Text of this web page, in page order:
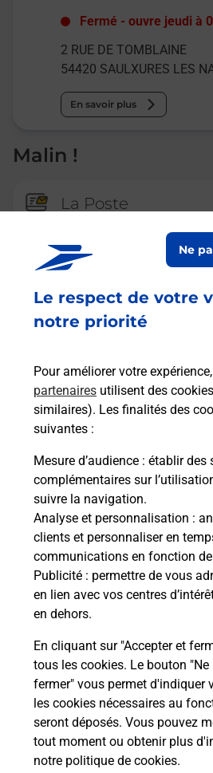
Le respect de votre
notre priorité
Pour améliorer votre
partenaires utilisent des
similaires). Les finalités des
suivantes :
Mesure d’audience : établir des
complémentaires sur
suivre la navigation.
Analyse et personnalisation :
clients et personnaliser en
communications en fonction
Publicité : permettre de vous
en lien avec vos centres
en dehors.
En cliquant sur "Accepter et
tous les cookies. Le bouton
fermer" vous permet d'indiquer
les cookies nécessaires au
seront déposés. Vous pouvez
tout moment ou obtenir plus
notre politique de cookies.
Ne
Fermé -ouvre jeudi à
2 RUE DE TOMBLAINE
54420 SAULXURES LES
En savoir plus
Malin !
La Poste
Ouvert 24h/24
En savoir plus
Questions
Quel réseau utilise La
Est-ce que je peux
numéro de mobile
Est-ce que je peux
Est-ce que je peux
à l’étranger avec La
Est-ce que je peux
en plusieurs fois avec La